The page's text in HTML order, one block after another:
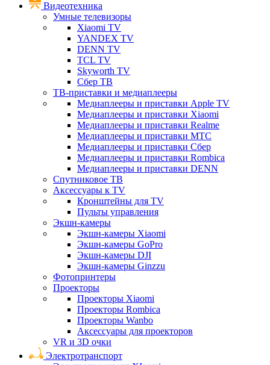
Видеотехника
Умные телевизоры
Xiaomi TV
YANDEX TV
DENN TV
TCL TV
Skyworth TV
Сбер ТВ
ТВ-приставки и медиаплееры
Медиаплееры и приставки Apple TV
Медиаплееры и приставки Xiaomi
Медиаплееры и приставки Realme
Медиаплееры и приставки МТС
Медиаплееры и приставки Сбер
Медиаплееры и приставки Rombica
Медиаплееры и приставки DENN
Спутниковое ТВ
Аксессуары к TV
Кронштейны для TV
Пульты управления
Экшн-камеры
Экшн-камеры Xiaomi
Экшн-камеры GoPro
Экшн-камеры DJI
Экшн-камеры Ginzzu
Фотопринтеры
Проекторы
Проекторы Xiaomi
Проекторы Rombica
Проекторы Wanbo
Аксессуары для проекторов
VR и 3D очки
Электротранспорт